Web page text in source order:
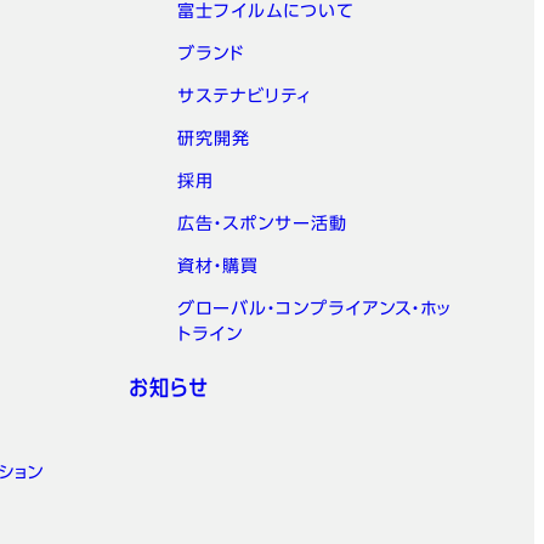
ョン
富士フイルムについて
ブランド
サステナビリティ
研究開発
採用
広告・スポンサー活動
資材・購買
グローバル・コンプライアンス・ホッ
トライン
お知らせ